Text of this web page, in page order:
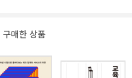
면 더 잤지!) 하고 싶다고 이야기한 것
다. 인간의 모든 활동은 ‘시간을 들이는’
단 한 번도 제대로 논의하지 않은 중요
구매한 상품